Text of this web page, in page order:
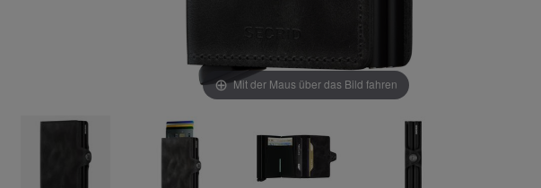
Mit der Maus über das Bild fahren